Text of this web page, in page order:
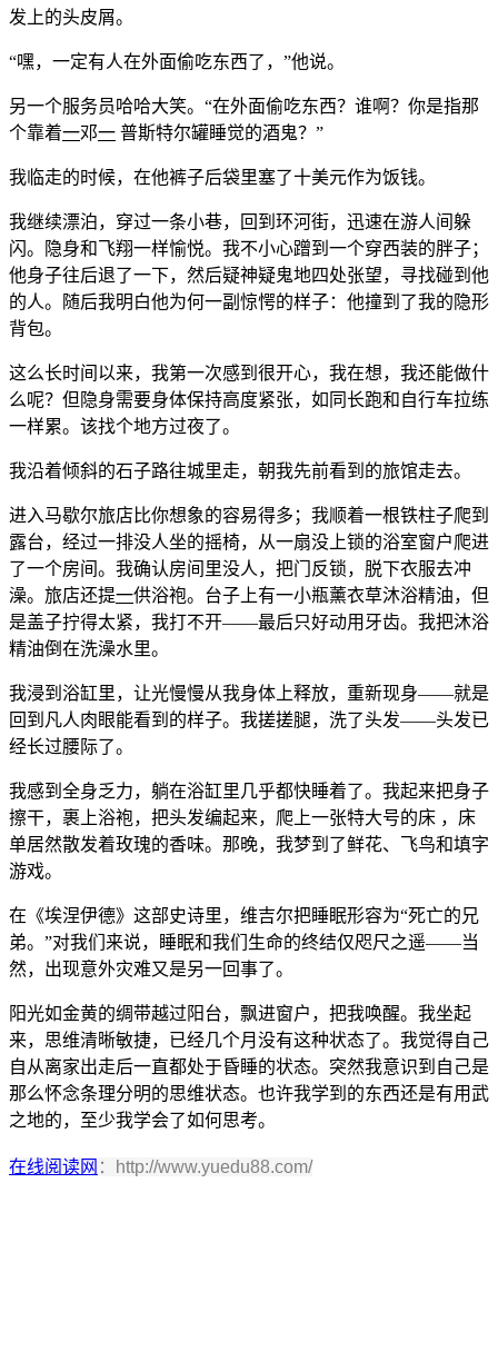
发上的头皮屑。
“嘿，一定有人在外面偷吃东西了，”他说。
另一个服务员哈哈大笑。“在外面偷吃东西？谁啊？你是指那
个靠着一邓一 普斯特尔罐睡觉的酒鬼？”
我临走的时候，在他裤子后袋里塞了十美元作为饭钱。
我继续漂泊，穿过一条小巷，回到环河街，迅速在游人间躲
闪。隐身和飞翔一样愉悦。我不小心蹭到一个穿西装的胖子；
他身子往后退了一下，然后疑神疑鬼地四处张望，寻找碰到他
的人。随后我明白他为何一副惊愕的样子：他撞到了我的隐形
背包。
这么长时间以来，我第一次感到很开心，我在想，我还能做什
么呢？但隐身需要身体保持高度紧张，如同长跑和自行车拉练
一样累。该找个地方过夜了。
我沿着倾斜的石子路往城里走，朝我先前看到的旅馆走去。
进入马歇尔旅店比你想象的容易得多；我顺着一根铁柱子爬到
露台，经过一排没人坐的摇椅，从一扇没上锁的浴室窗户爬进
了一个房间。我确认房间里没人，把门反锁，脱下衣服去冲
澡。旅店还提一供浴袍。台子上有一小瓶薰衣草沐浴精油，但
是盖子拧得太紧，我打不开——最后只好动用牙齿。我把沐浴
精油倒在洗澡水里。
我浸到浴缸里，让光慢慢从我身体上释放，重新现身——就是
回到凡人肉眼能看到的样子。我搓搓腿，洗了头发——头发已
经长过腰际了。
我感到全身乏力，躺在浴缸里几乎都快睡着了。我起来把身子
擦干，裹上浴袍，把头发编起来，爬上一张特大号的床 ，床
单居然散发着玫瑰的香味。那晚，我梦到了鲜花、飞鸟和填字
游戏。
在《埃涅伊德》这部史诗里，维吉尔把睡眠形容为“死亡的兄
弟。”对我们来说，睡眠和我们生命的终结仅咫尺之遥——当
然，出现意外灾难又是另一回事了。
阳光如金黄的绸带越过阳台，飘进窗户，把我唤醒。我坐起
来，思维清晰敏捷，已经几个月没有这种状态了。我觉得自己
自从离家出走后一直都处于昏睡的状态。突然我意识到自己是
那么怀念条理分明的思维状态。也许我学到的东西还是有用武
之地的，至少我学会了如何思考。
在线阅读网 ：http://www.yuedu88.com/